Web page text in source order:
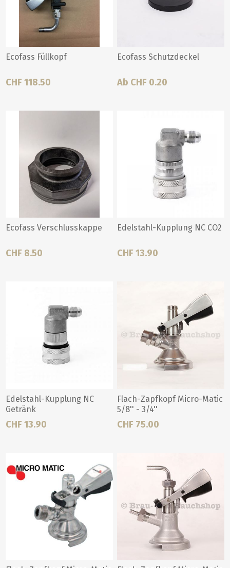
Ecofass Füllkopf
CHF 118.50
Ecofass Schutzdeckel
Ab CHF 0.20
Ecofass Verschlusskappe
CHF 8.50
Edelstahl-Kupplung NC CO2
CHF 13.90
Edelstahl-Kupplung NC
Getränk
CHF 13.90
Flach-Zapfkopf Micro-Matic
5/8'' - 3/4''
CHF 75.00